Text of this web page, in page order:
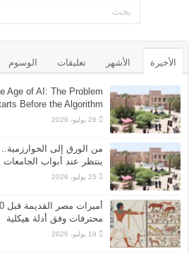
الأخيرة الأشهر تعليقات الوسوم
Age of AI: The Problem
Before the Algorithm
26 يوليو، 2026
من الورق إلى الخوارزمية..
ينتظر عند أبواب الجامعات
25 يوليو، 2026
محترفات وفق أدلة هيكلية
19 يوليو، 2026